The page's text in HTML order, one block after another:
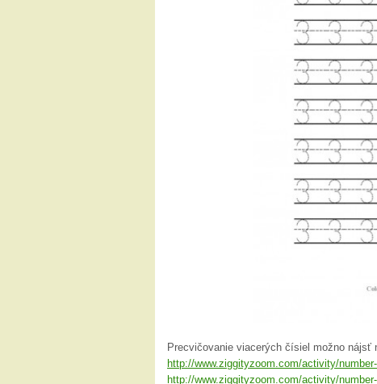
Precvičovanie viacerých čísiel možno nájsť
http://www.ziggityzoom.com/activity/
http://www.ziggityzoom.com/activity/